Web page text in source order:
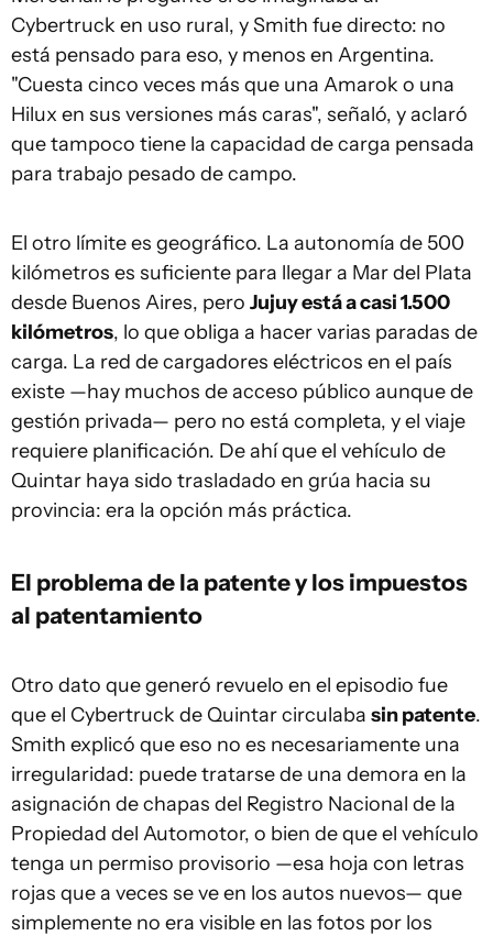
Cybertruck en uso rural, y Smith fue directo: no
está pensado para eso, y menos en Argentina.
"Cuesta cinco veces más que una Amarok o una
Hilux en sus versiones más caras", señaló, y aclaró
que tampoco tiene la capacidad de carga pensada
para trabajo pesado de campo.
El otro límite es geográfico. La autonomía de 500
kilómetros es suficiente para llegar a Mar del Plata
desde Buenos Aires, pero Jujuy está a casi 1.500
kilómetros, lo que obliga a hacer varias paradas de
carga. La red de cargadores eléctricos en el país
existe —hay muchos de acceso público aunque de
gestión privada— pero no está completa, y el viaje
requiere planificación. De ahí que el vehículo de
Quintar haya sido trasladado en grúa hacia su
provincia: era la opción más práctica.
El problema de la patente y los impuestos
al patentamiento
Otro dato que generó revuelo en el episodio fue
que el Cybertruck de Quintar circulaba sin patente.
Smith explicó que eso no es necesariamente una
irregularidad: puede tratarse de una demora en la
asignación de chapas del Registro Nacional de la
Propiedad del Automotor, o bien de que el vehículo
tenga un permiso provisorio —esa hoja con letras
rojas que a veces se ve en los autos nuevos— que
simplemente no era visible en las fotos por los